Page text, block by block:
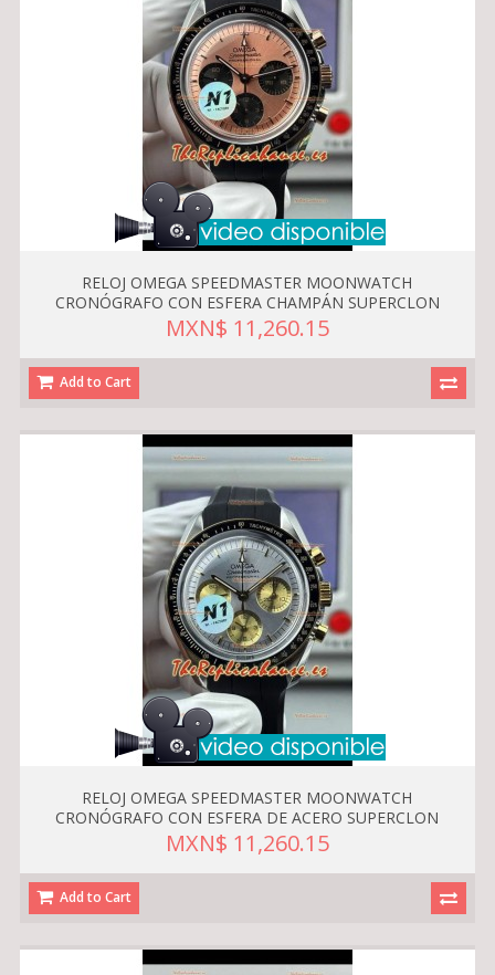
RELOJ OMEGA SPEEDMASTER MOONWATCH
CRONÓGRAFO CON ESFERA CHAMPÁN SUPERCLON
MXN$ 11,260.15
Add to Cart
RELOJ OMEGA SPEEDMASTER MOONWATCH
CRONÓGRAFO CON ESFERA DE ACERO SUPERCLON
MXN$ 11,260.15
Add to Cart